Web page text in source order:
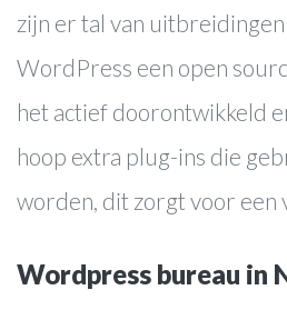
Werkwijze
Blog
Contact
zijn er tal van
WordPress een open
het actief doorontwikkeld
hoop extra plug-ins die
worden, dit zorgt voor een
Wordpress bureau in